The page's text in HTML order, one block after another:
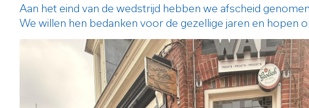
Aan het eind van de wedstrijd hebben we afscheid
We willen hen bedanken voor de gezellige jaren en hopen